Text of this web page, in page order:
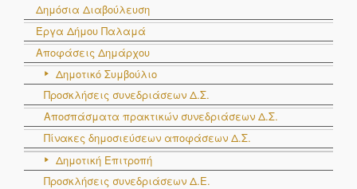
Δημόσια Διαβούλευση
Έργα Δήμου Παλαμά
Αποφάσεις Δημάρχου
Δημοτικό Συμβούλιο
Προσκλήσεις συνεδριάσεων Δ.Σ.
Αποσπάσματα πρακτικών συνεδριάσεων Δ.Σ.
Πίνακες δημοσιεύσεων αποφάσεων Δ.Σ.
Δημοτική Επιτροπή
Προσκλήσεις συνεδριάσεων Δ.Ε.